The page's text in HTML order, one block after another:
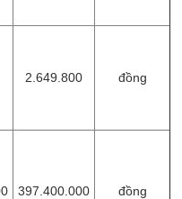
2.649.800 đồng
397.400.000 đồng